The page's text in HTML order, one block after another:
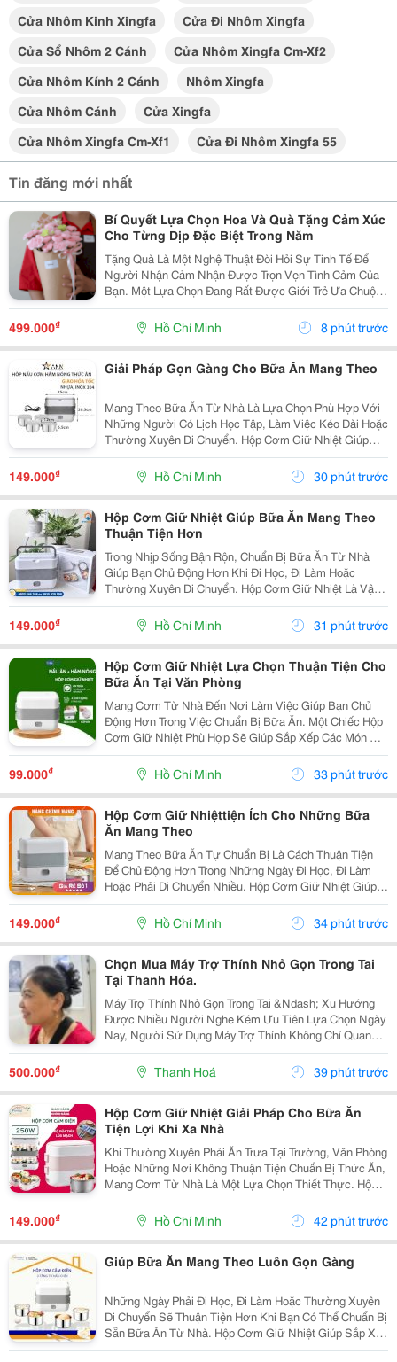
Cửa Nhôm Kinh Xingfa
Cửa Đi Nhôm Xingfa
Cửa Sổ Nhôm 2 Cánh
Cửa Nhôm Xingfa Cm-Xf2
Cửa Nhôm Kính 2 Cánh
Nhôm Xingfa
Cửa Nhôm Cánh
Cửa Xingfa
Cửa Nhôm Xingfa Cm-Xf1
Cửa Đi Nhôm Xingfa 55
Tin đăng mới nhất
Bí Quyết Lựa Chọn Hoa Và Quà Tặng Cảm Xúc
Cho Từng Dịp Đặc Biệt Trong Năm
Tặng Quà Là Một Nghệ Thuật Đòi Hỏi Sự Tinh Tế Để
Người Nhận Cảm Nhận Được Trọn Vẹn Tình Cảm Của
Bạn. Một Lựa Chọn Đang Rất Được Giới Trẻ Ưa Chuộng
Hiện Nay Là Dòng Sản Phẩm Kết Hợp Giữa Hoa Lụa
Bền Đẹp Và Các Phụ Kiện Công Nghệ Như Mã Qr Lời
Nhắn....
499.000₫ Hồ Chí Minh 8 phút trước
Giải Pháp Gọn Gàng Cho Bữa Ăn Mang Theo
Mang Theo Bữa Ăn Từ Nhà Là Lựa Chọn Phù Hợp Với
Những Người Có Lịch Học Tập, Làm Việc Kéo Dài Hoặc
Thường Xuyên Di Chuyển. Hộp Cơm Giữ Nhiệt Giúp
Sắp Xếp Các Món Ăn Ngăn Nắp, Thuận Tiện Mang
Theo Và Sử Dụng Trong Ngày. Chọn Hộp Có Ngăn Phù
149.000₫ Hồ Chí Minh 30 phút trước
Hộp Cơm Giữ Nhiệt Giúp Bữa Ăn Mang Theo
Thuận Tiện Hơn
Trong Nhịp Sống Bận Rộn, Chuẩn Bị Bữa Ăn Từ Nhà
Giúp Bạn Chủ Động Hơn Khi Đi Học, Đi Làm Hoặc
Thường Xuyên Di Chuyển. Hộp Cơm Giữ Nhiệt Là Vật
Dụng Hữu Ích Để Sắp Xếp Cơm Và Thức Ăn Gọn Gàng,
Thuận Tiện Mang Theo Trong Ngày. Lựa Chọn Hộp Theo
149.000₫ Hồ Chí Minh 31 phút trước
Hộp Cơm Giữ Nhiệt Lựa Chọn Thuận Tiện Cho
Bữa Ăn Tại Văn Phòng
Mang Cơm Từ Nhà Đến Nơi Làm Việc Giúp Bạn Chủ
Động Hơn Trong Việc Chuẩn Bị Bữa Ăn. Một Chiếc Hộp
Cơm Giữ Nhiệt Phù Hợp Sẽ Giúp Sắp Xếp Các Món Ăn
Gọn Gàng, Dễ Mang Theo Và Thuận Tiện Sử Dụng
Trong Thời Gian Nghỉ Trưa. Chọn Hộp Có Cấu Tạo Phù
99.000₫ Hồ Chí Minh 33 phút trước
Hộp Cơm Giữ Nhiệttiện Ích Cho Những Bữa
Ăn Mang Theo
Mang Theo Bữa Ăn Tự Chuẩn Bị Là Cách Thuận Tiện
Để Chủ Động Hơn Trong Những Ngày Đi Học, Đi Làm
Hoặc Phải Di Chuyển Nhiều. Hộp Cơm Giữ Nhiệt Giúp
Các Món Ăn Được Sắp Xếp Ngăn Nắp, Dễ Mang Theo
Và Phù Hợp Với Nhiều Lịch Trình Khác Nhau. Chọn
149.000₫ Hồ Chí Minh 34 phút trước
Chọn Mua Máy Trợ Thính Nhỏ Gọn Trong Tai
Tại Thanh Hóa.
Máy Trợ Thính Nhỏ Gọn Trong Tai &Ndash; Xu Hướng
Được Nhiều Người Nghe Kém Ưu Tiên Lựa Chọn Ngày
Nay, Người Sử Dụng Máy Trợ Thính Không Chỉ Quan
Tâm Đến Nghe Rõ, Mà Còn Mong Muốn Một Thiết Bị
Nhỏ Gọn, Thẩm Mỹ, Dễ Sử Dụng Và Thoải Mái Khi Đeo.
500.000₫ Thanh Hoá 39 phút trước
Hộp Cơm Giữ Nhiệt Giải Pháp Cho Bữa Ăn
Tiện Lợi Khi Xa Nhà
Khi Thường Xuyên Phải Ăn Trưa Tại Trường, Văn Phòng
Hoặc Những Nơi Không Thuận Tiện Chuẩn Bị Thức Ăn,
Mang Cơm Từ Nhà Là Một Lựa Chọn Thiết Thực. Hộp
Cơm Giữ Nhiệt Giúp Bạn Sắp Xếp Các Món Ăn Gọn
Gàng Và Dễ Dàng Mang Theo Trong Ngày. Lựa Chọn
149.000₫ Hồ Chí Minh 42 phút trước
Giúp Bữa Ăn Mang Theo Luôn Gọn Gàng
Những Ngày Phải Đi Học, Đi Làm Hoặc Thường Xuyên
Di Chuyển Sẽ Thuận Tiện Hơn Khi Bạn Có Thể Chuẩn Bị
Sẵn Bữa Ăn Từ Nhà. Hộp Cơm Giữ Nhiệt Giúp Sắp Xếp
Cơm Và Thức Ăn Ngăn Nắp, Dễ Mang Theo Và Phù